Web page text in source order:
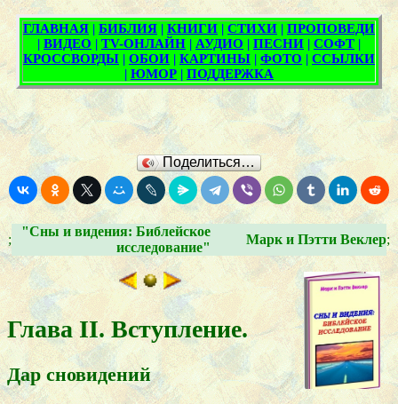
Поделиться…
;
"Сны и видения: Библейское
исследование"
Марк и Пэтти Веклер;
Глава II. Вступление.
Дар сновидений